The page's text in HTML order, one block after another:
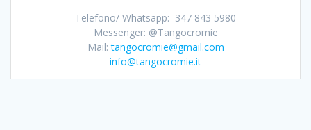
Telefono/ Whatsapp: 347 843 5980
Messenger: @Tangocromie
Mail:tangocromie@gmail.com
info@tangocromie.it